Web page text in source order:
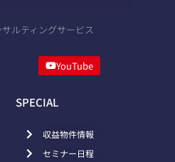
ルティングサービス
YouTube
SPECIAL
収益物件情報
セミナー日程